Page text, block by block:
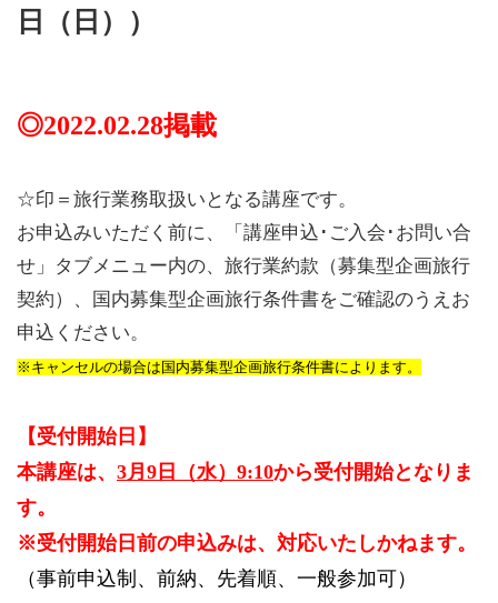
日（日））
◎2022.02.28掲載
☆印＝旅行業務取扱いとなる講座です。
お申込みいただく前に、「講座申込･ご入会･お問い合
せ」タブメニュー内の、旅行業約款（募集型企画旅行
契約）、国内募集型企画旅行条件書をご確認のうえお
申込ください。
※キャンセルの場合は国内募集型企画旅行条件書によります。
【受付開始日】
本講座は、 3月9日（水）9:10から受付開始となりま
す。
※受付開始日前の申込みは、対応いたしかねます。
（事前申込制、前納、先着順、一般参加可）